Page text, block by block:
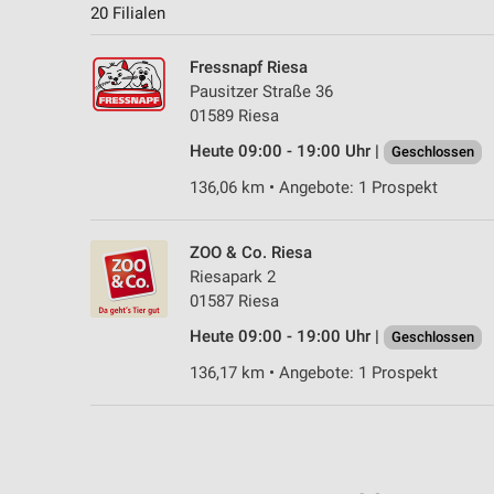
20 Filialen
Fressnapf Riesa
Pausitzer Straße 36
01589 Riesa
Heute 09:00 - 19:00 Uhr |
Geschlossen
136,06 km • Angebote: 1 Prospekt
ZOO & Co. Riesa
Riesapark 2
01587 Riesa
Heute 09:00 - 19:00 Uhr |
Geschlossen
136,17 km • Angebote: 1 Prospekt